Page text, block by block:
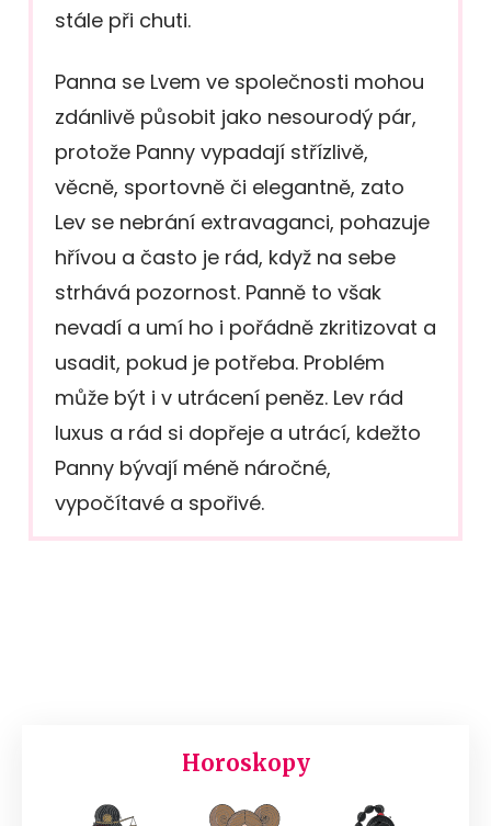
stále při chuti.
Panna se Lvem ve společnosti mohou
zdánlivě působit jako nesourodý pár,
protože Panny vypadají střízlivě,
věcně, sportovně či elegantně, zato
Lev se nebrání extravaganci, pohazuje
hřívou a často je rád, když na sebe
strhává pozornost. Panně to však
nevadí a umí ho i pořádně zkritizovat a
usadit, pokud je potřeba. Problém
může být i v utrácení peněz. Lev rád
luxus a rád si dopřeje a utrácí, kdežto
Panny bývají méně náročné,
vypočítavé a spořivé.
Horoskopy